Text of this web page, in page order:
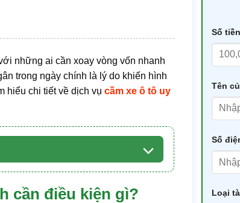
những ai cần xoay vòng vốn nhanh
trong ngày chính là lý do khiến hình
hiểu chi tiết về dịch vụ cầm xe ô tô uy
cần điều kiện gì?
Số
Tên
Số
Loại